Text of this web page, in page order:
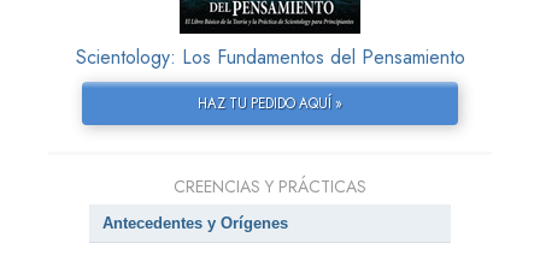
Scientology: Los Fundamentos del Pensamiento
HAZ TU PEDIDO AQUÍ »
CREENCIAS Y PRÁCTICAS
Antecedentes y Orígenes